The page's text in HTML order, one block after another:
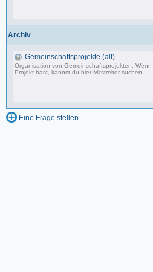
Archiv
Gemeinschaftsprojekte (alt)
Organisation von Gemeinschaftsprojekten:
Projekt hast, kannst du hier Mitstreiter suchen.
Eine Frage stellen